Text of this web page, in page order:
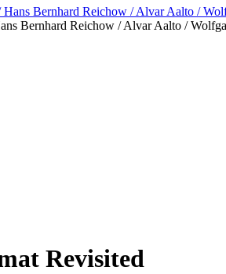
Bernhard Reichow / Alvar Aalto /
Revisited